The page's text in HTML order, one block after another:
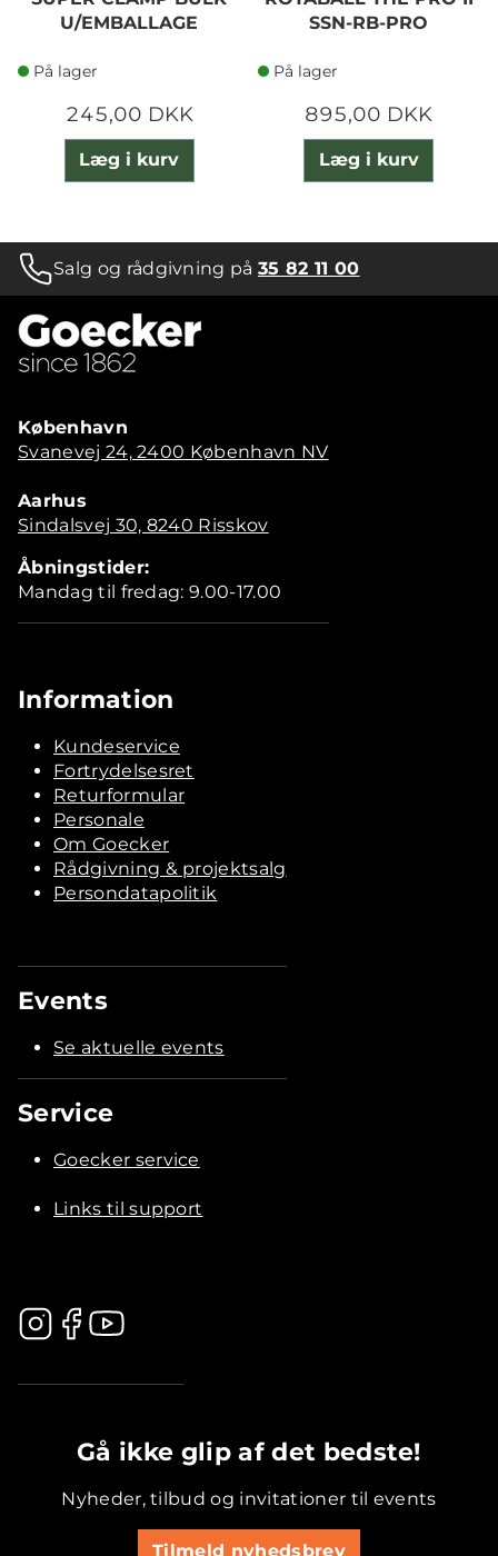
U/EMBALLAGE
På lager
245,00 DKK
Læg i kurv
SSN-RB-PRO
På lager
895,00 DKK
Læg i kurv
Salg og rådgivning på35 82 11 00
København
Svanevej 24, 2400 København NV
Aarhus
Sindalsvej 30, 8240 Risskov
Åbningstider:
Mandag til fredag: 9.00-17.00
Information
Kundeservice
Fortrydelsesret
Returformular
Personale
Om Goecker
Rådgivning & projektsalg
Persondatapolitik
Events
Se aktuelle events
Service
Goecker service
Links til support
Gå ikke glip af det bedste!
Nyheder, tilbud og invitationer til events
Tilmeld nyhedsbrev